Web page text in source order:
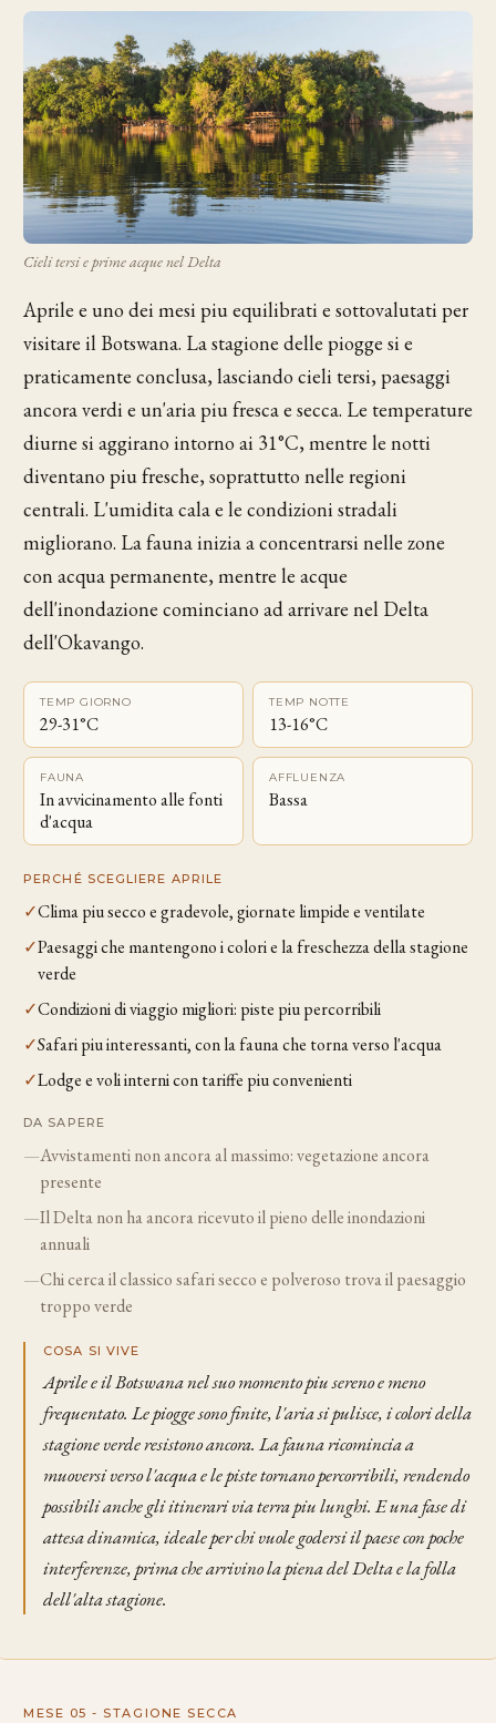
Cieli tersi e prime acque nel Delta
Aprile e uno dei mesi piu equilibrati e sottovalutati per
visitare il Botswana. La stagione delle piogge si e
praticamente conclusa, lasciando cieli tersi, paesaggi
ancora verdi e un'aria piu fresca e secca. Le temperature
diurne si aggirano intorno ai 31°C, mentre le notti
diventano piu fresche, soprattutto nelle regioni
centrali. L'umidita cala e le condizioni stradali
migliorano. La fauna inizia a concentrarsi nelle zone
con acqua permanente, mentre le acque
dell'inondazione cominciano ad arrivare nel Delta
dell'Okavango.
TEMP GIORNO
29-31°C
TEMP NOTTE
13-16°C
FAUNA
In avvicinamento alle fonti
d'acqua
AFFLUENZA
Bassa
PERCHÉ SCEGLIERE APRILE
✓Clima piu secco e gradevole, giornate limpide e ventilate
✓Paesaggi che mantengono i colori e la freschezza della stagione
verde
✓Condizioni di viaggio migliori: piste piu percorribili
✓Safari piu interessanti, con la fauna che torna verso l'acqua
✓Lodge e voli interni con tariffe piu convenienti
DA SAPERE
—Avvistamenti non ancora al massimo: vegetazione ancora
presente
—Il Delta non ha ancora ricevuto il pieno delle inondazioni
annuali
—Chi cerca il classico safari secco e polveroso trova il paesaggio
troppo verde
COSA SI VIVE
Aprile e il Botswana nel suo momento piu sereno e meno
frequentato. Le piogge sono finite, l'aria si pulisce, i colori della
stagione verde resistono ancora. La fauna ricomincia a
muoversi verso l'acqua e le piste tornano percorribili, rendendo
possibili anche gli itinerari via terra piu lunghi. E una fase di
attesa dinamica, ideale per chi vuole godersi il paese con poche
interferenze, prima che arrivino la piena del Delta e la folla
dell'alta stagione.
MESE 05 - STAGIONE SECCA